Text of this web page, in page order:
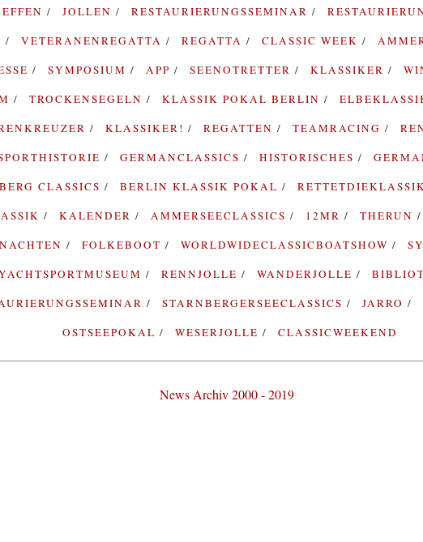
JOLLEN RESTAURIERUNGSSEMINAR
VETERANENREGATTA REGATTA CLASSIC WEEK
SYMPOSIUM APP SEENOTRETTER KLASSIKER
TROCKENSEGELN KLASSIK POKAL BERLIN
KLASSIKER! REGATTEN TEAMRACING
GERMANCLASSICS HISTORISCHES
CLASSICS
BERLIN KLASSIK POKAL
KALENDER AMMERSEECLASSICS 12MR THERUN
FOLKEBOOT WORLDWIDECLASSICBOATSHOW
RENNJOLLE WANDERJOLLE
STARNBERGERSEECLASSICS JARRO
OSTSEEPOKAL
WESERJOLLE CLASSICWEEKEND
News Archiv 2000 - 2019